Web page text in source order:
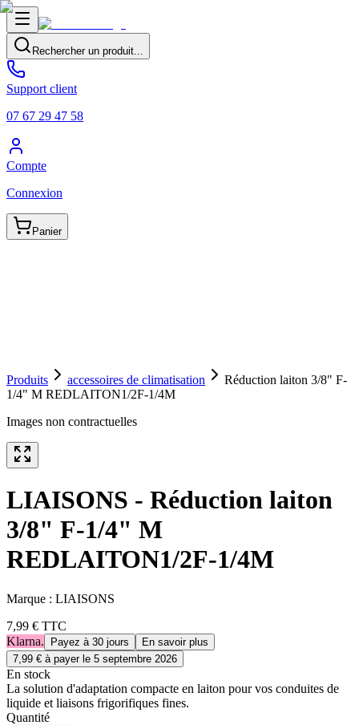
Rechercher un produit...
Support client
07 67 29 47 58
Compte
Connexion
Panier
Produits accessoires de climatisation
Réduction laiton 3/8" F-
1/4" M REDLAITON1/2F-1/4M
Images non contractuelles
LIAISONS - Réduction laiton
3/8" F-1/4" M
REDLAITON1/2F-1/4M
Marque : LIAISONS
7,99 € TTC
Klarna.
Payez à 30 jours
En savoir plus
7,99 € à payer le 5 septembre 2026
En stock
La solution d'adaptation compacte en laiton pour vos conduites de
liquide et liaisons frigorifiques fines.
Quantité